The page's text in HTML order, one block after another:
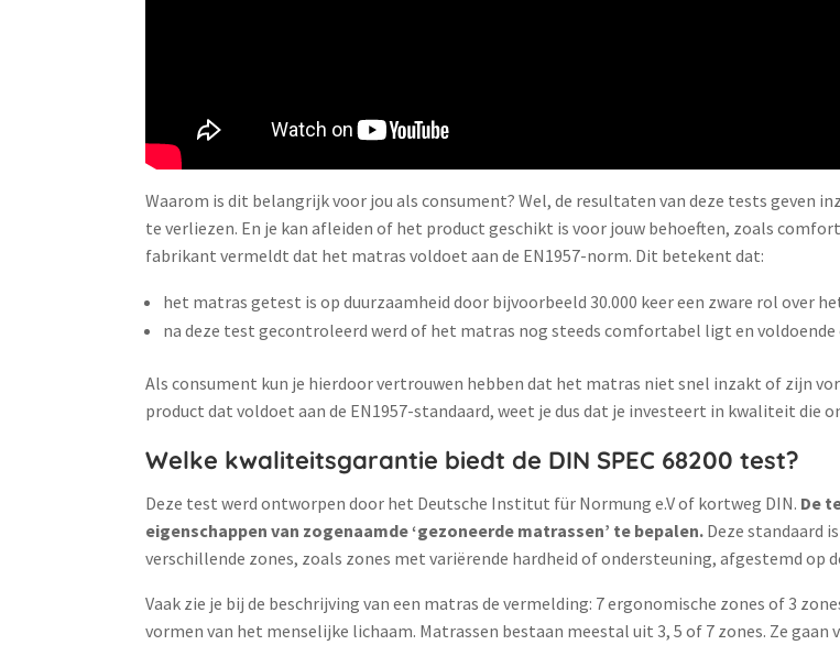
Waarom is dit belangrijk voor jou als consument? Wel, de resultaten van deze tests
te verliezen. En je kan afleiden of het product geschikt is voor jouw behoeften, zoals
fabrikant vermeldt dat het matras voldoet aan de EN1957-norm. Dit betekent dat:
het matras getest is op duurzaamheid door bijvoorbeeld 30.000 keer een zware rol over
na deze test gecontroleerd werd of het matras nog steeds comfortabel ligt en
Als consument kun je hierdoor vertrouwen hebben dat het matras niet snel inzakt of zijn
product dat voldoet aan de EN1957-standaard, weet je dus dat je investeert in kwaliteit die
Welke kwaliteitsgarantie biedt de DIN SPEC 68200 test?
Deze test werd ontworpen door het Deutsche Institut für Normung e.V of kortweg DIN. De
eigenschappen van zogenaamde ‘gezoneerde matrassen’ te bepalen. Deze standaard
verschillende zones, zoals zones met variërende hardheid of ondersteuning, afgestemd op
Vaak zie je bij de beschrijving van een matras de vermelding: 7 ergonomische zones of 3
vormen van het menselijke lichaam. Matrassen bestaan meestal uit 3, 5 of 7 zones. Ze gaan